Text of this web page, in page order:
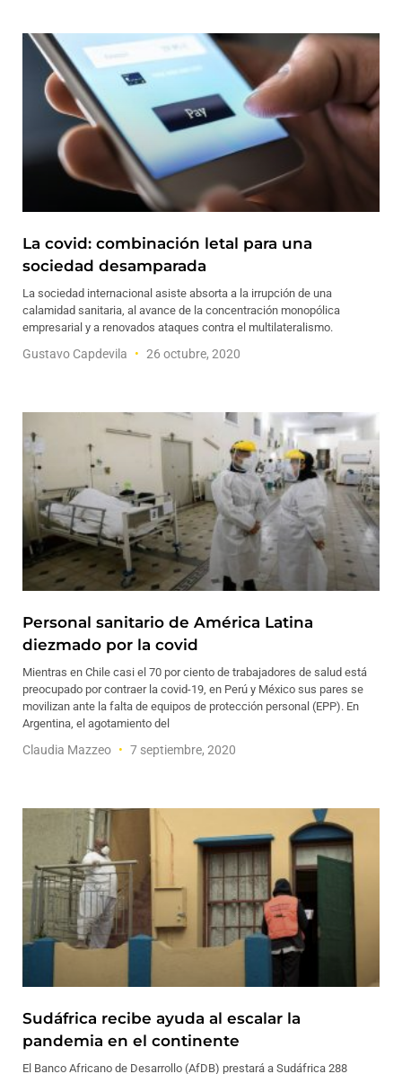
La covid: combinación letal para una
sociedad desamparada
La sociedad internacional asiste absorta a la irrupción de una
calamidad sanitaria, al avance de la concentración monopólica
empresarial y a renovados ataques contra el multilateralismo.
Gustavo Capdevila 26 octubre, 2020
Personal sanitario de América Latina
diezmado por la covid
Mientras en Chile casi el 70 por ciento de trabajadores de salud está
preocupado por contraer la covid-19, en Perú y México sus pares se
movilizan ante la falta de equipos de protección personal (EPP). En
Argentina, el agotamiento del
Claudia Mazzeo 7 septiembre, 2020
Sudáfrica recibe ayuda al escalar la
pandemia en el continente
El Banco Africano de Desarrollo (AfDB) prestará a Sudáfrica 288